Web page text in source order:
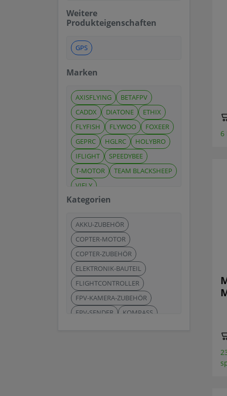
Weitere
Produkteigenschaften
GPS
Marken
AXISFLYING
BETAFPV
CADDX
DIATONE
ETHIX
FLYFISH
FLYWOO
FOXEER
GEPRC
HGLRC
HOLYBRO
IFLIGHT
SPEEDYBEE
T-MOTOR
TEAM BLACKSHEEP
VIFLY
Kategorien
AKKU-ZUBEHÖR
COPTER-MOTOR
COPTER-ZUBEHÖR
ELEKTRONIK-BAUTEIL
FLIGHTCONTROLLER
FPV-KAMERA-ZUBEHÖR
FPV-SENDER
KOMPASS
6